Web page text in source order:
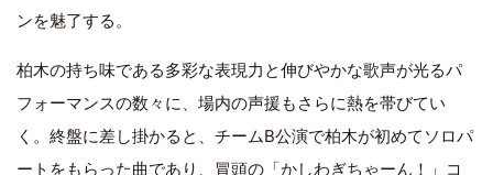
ンを魅了する。
柏木の持ち味である多彩な表現力と伸びやかな歌声が光るパ
フォーマンスの数々に、場内の声援もさらに熱を帯びてい
く。終盤に差し掛かると、チームB公演で柏木が初めてソロパ
ートをもらった曲であり、冒頭の「かしわぎちゃーん！」コ